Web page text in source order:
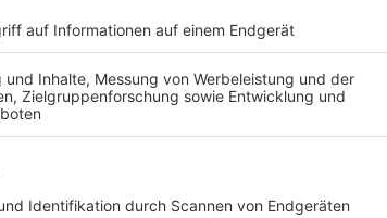
Letzte Spiele Kompletter Spielplan